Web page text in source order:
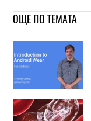
ОЩЕ ПО ТЕМАТА